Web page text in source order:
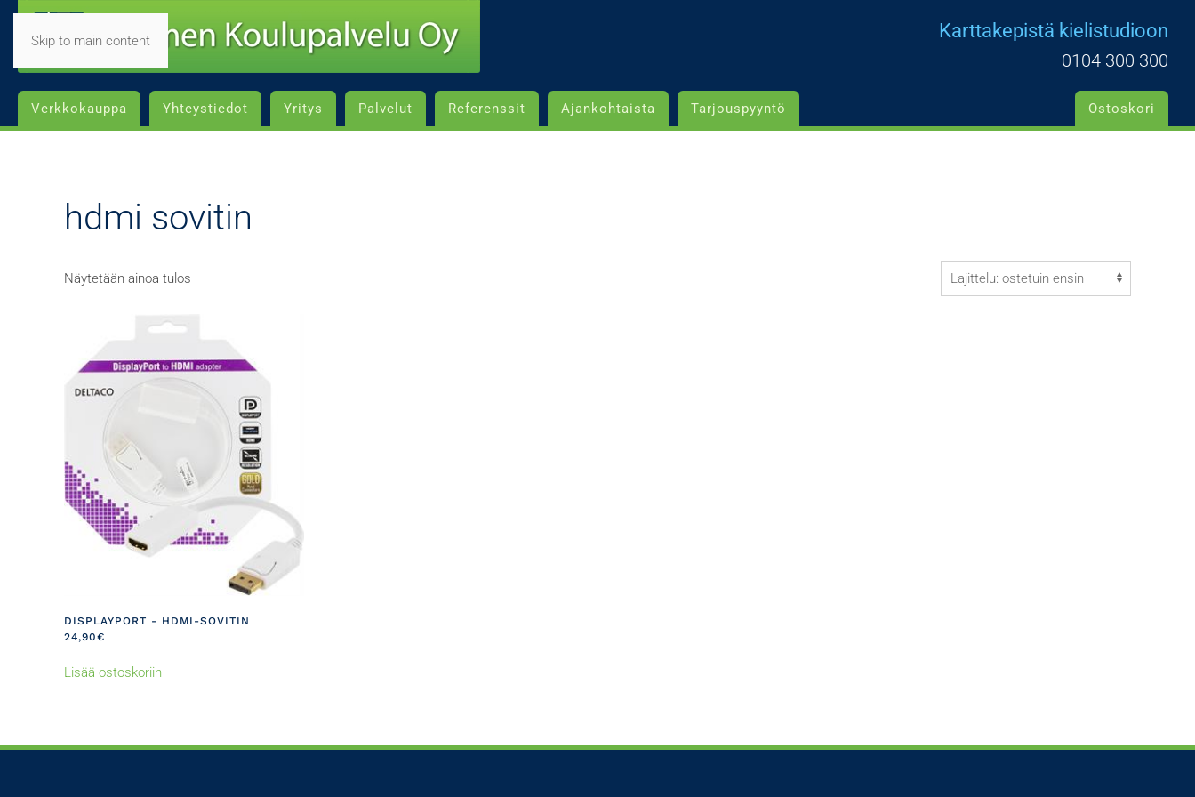
Skip to main content Karttakepistä kielistudioon
0104 300 300
Verkkokauppa Yhteystiedot Yritys Palvelut Referenssit Ajankohtaista Tarjouspyyntö Ostoskori
hdmi sovitin
Näytetään ainoa tulos
DISPLAYPORT - HDMI-SOVITIN
24,90€
Lisää ostoskoriin